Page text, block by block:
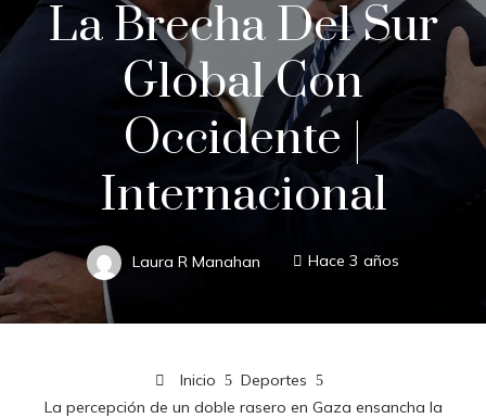
La Brecha Del Sur
Global Con
Occidente |
Internacional
Laura R Manahan Hace 3 años
Inicio
Deportes
La percepción de un doble rasero en Gaza ensancha la